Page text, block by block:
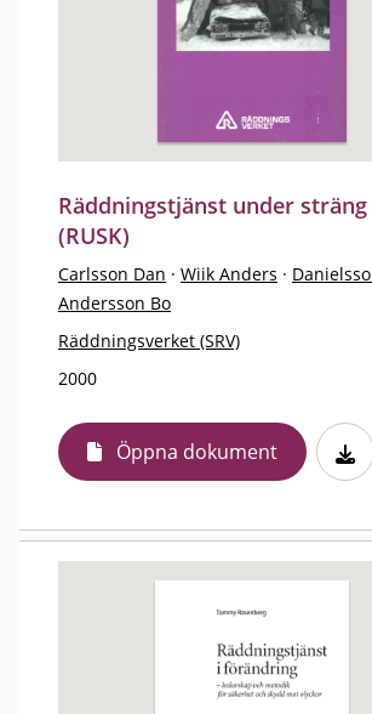
Räddningstjänst under sträng
(RUSK)
Carlsson Dan · Wiik Anders ·
Andersson Bo
Räddningsverket (SRV)
2000
Öppna dokument